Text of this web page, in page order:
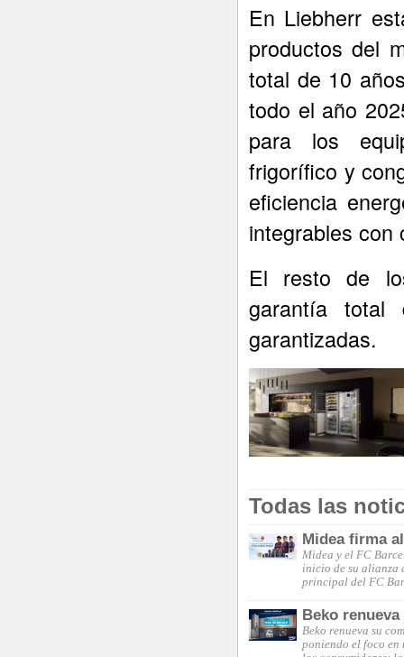
En Liebherr
productos del
total de 10
todo el año
para los
frigorífico y
eficiencia
integrables con
El resto de
garantía total
garantizadas.
Todas las
Midea firma
Midea y el FC
inicio de su alianza
principal del FC
Beko
Beko renueva su
poniendo el foco en